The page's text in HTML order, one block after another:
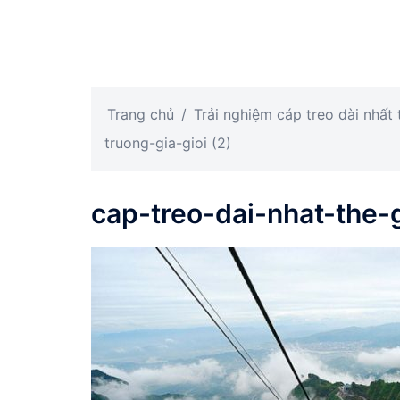
Trang chủ / Trải nghiệm cáp treo dài
truong-gia-gioi (2)
cap-treo-dai-nhat-